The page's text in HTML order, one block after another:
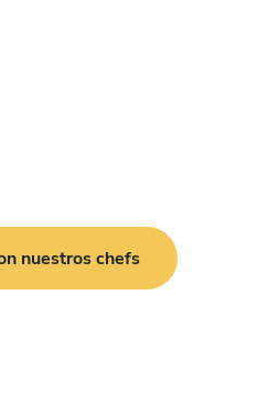
nuestros chefs